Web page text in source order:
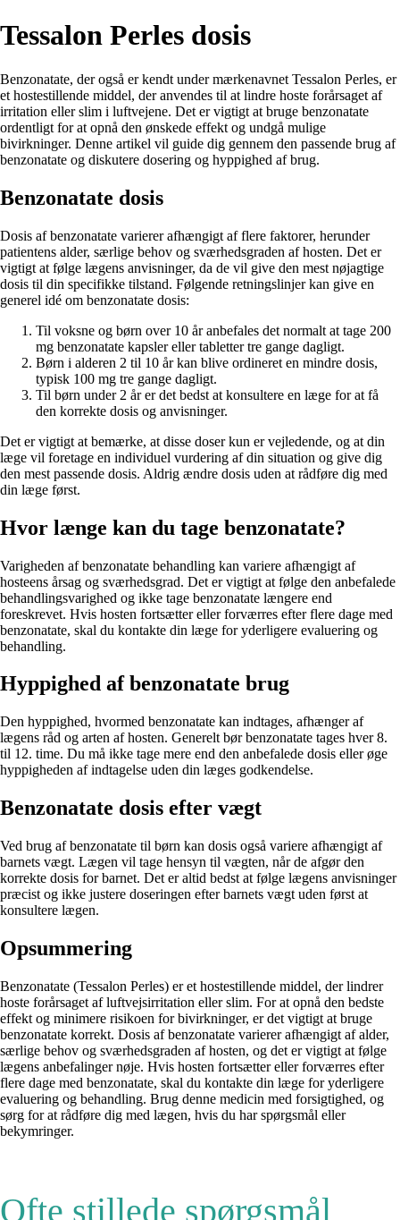
Tessalon Perles dosis
Benzonatate, der også er kendt under mærkenavnet Tessalon Perles, er
et hostestillende middel, der anvendes til at lindre hoste forårsaget af
irritation eller slim i luftvejene. Det er vigtigt at bruge benzonatate
ordentligt for at opnå den ønskede effekt og undgå mulige
bivirkninger. Denne artikel vil guide dig gennem den passende brug af
benzonatate og diskutere dosering og hyppighed af brug.
Benzonatate dosis
Dosis af benzonatate varierer afhængigt af flere faktorer, herunder
patientens alder, særlige behov og sværhedsgraden af hosten. Det er
vigtigt at følge lægens anvisninger, da de vil give den mest nøjagtige
dosis til din specifikke tilstand. Følgende retningslinjer kan give en
generel idé om benzonatate dosis:
Til voksne og børn over 10 år anbefales det normalt at tage 200
mg benzonatate kapsler eller tabletter tre gange dagligt.
Børn i alderen 2 til 10 år kan blive ordineret en mindre dosis,
typisk 100 mg tre gange dagligt.
Til børn under 2 år er det bedst at konsultere en læge for at få
den korrekte dosis og anvisninger.
Det er vigtigt at bemærke, at disse doser kun er vejledende, og at din
læge vil foretage en individuel vurdering af din situation og give dig
den mest passende dosis. Aldrig ændre dosis uden at rådføre dig med
din læge først.
Hvor længe kan du tage benzonatate?
Varigheden af benzonatate behandling kan variere afhængigt af
hosteens årsag og sværhedsgrad. Det er vigtigt at følge den anbefalede
behandlingsvarighed og ikke tage benzonatate længere end
foreskrevet. Hvis hosten fortsætter eller forværres efter flere dage med
benzonatate, skal du kontakte din læge for yderligere evaluering og
behandling.
Hyppighed af benzonatate brug
Den hyppighed, hvormed benzonatate kan indtages, afhænger af
lægens råd og arten af hosten. Generelt bør benzonatate tages hver 8.
til 12. time. Du må ikke tage mere end den anbefalede dosis eller øge
hyppigheden af indtagelse uden din læges godkendelse.
Benzonatate dosis efter vægt
Ved brug af benzonatate til børn kan dosis også variere afhængigt af
barnets vægt. Lægen vil tage hensyn til vægten, når de afgør den
korrekte dosis for barnet. Det er altid bedst at følge lægens anvisninger
præcist og ikke justere doseringen efter barnets vægt uden først at
konsultere lægen.
Opsummering
Benzonatate (Tessalon Perles) er et hostestillende middel, der lindrer
hoste forårsaget af luftvejsirritation eller slim. For at opnå den bedste
effekt og minimere risikoen for bivirkninger, er det vigtigt at bruge
benzonatate korrekt. Dosis af benzonatate varierer afhængigt af alder,
særlige behov og sværhedsgraden af hosten, og det er vigtigt at følge
lægens anbefalinger nøje. Hvis hosten fortsætter eller forværres efter
flere dage med benzonatate, skal du kontakte din læge for yderligere
evaluering og behandling. Brug denne medicin med forsigtighed, og
sørg for at rådføre dig med lægen, hvis du har spørgsmål eller
bekymringer.
Ofte stillede spørgsmål